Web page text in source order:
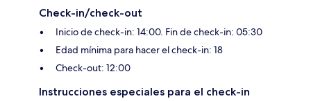
Check-in/check-out
Inicio de check-in: 14:00. Fin de check-in: 05:30
Edad mínima para hacer el check-in: 18
Check-out: 12:00
Instrucciones especiales para el check-in